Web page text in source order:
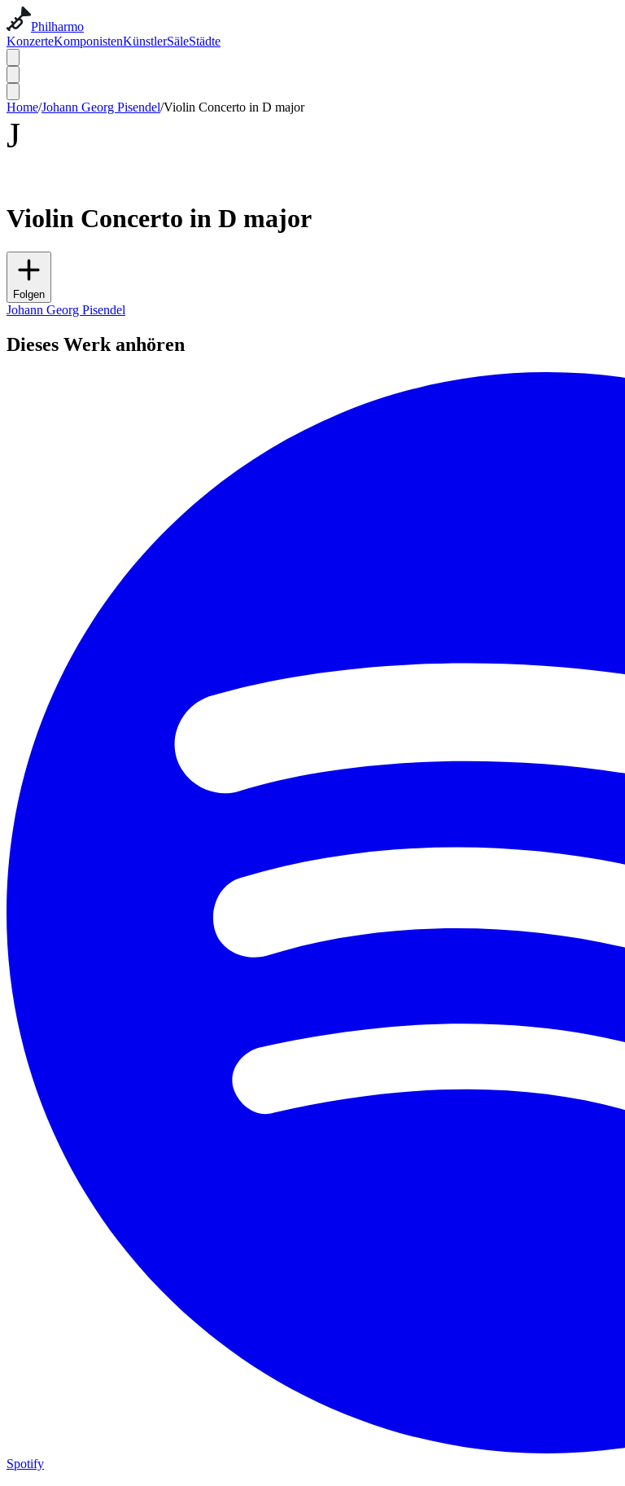
Philharmo
KonzerteKomponistenKünstlerSäleStädte
Home/Johann Georg Pisendel/Violin Concerto in D major
J
Violin Concerto in D major
Folgen
Johann Georg Pisendel
Dieses Werk anhören
Spotify